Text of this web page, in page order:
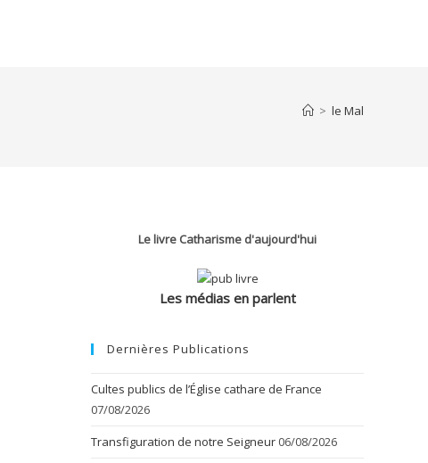
> le Mal
Le livre Catharisme d'aujourd'hui
Les médias en parlent
Dernières Publications
Cultes publics de l’Église cathare de France
07/08/2026
Transfiguration de notre Seigneur 06/08/2026